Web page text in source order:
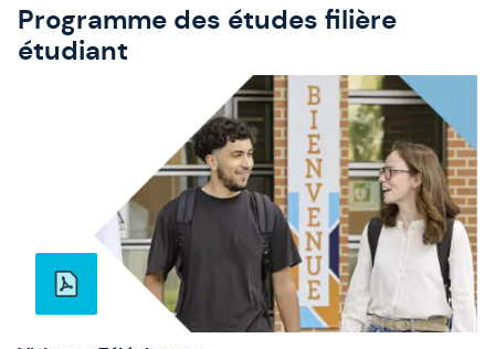
Programme des études filière
étudiant